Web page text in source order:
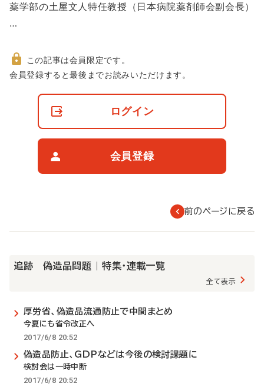
薬学部の土屋文人特任教授（日本病院薬剤師会副会長）
…
非
この記事は会員限定です。
会員登録すると最後までお読みいただけます。
ログイン
会員登録
前のページに戻る
追跡 偽造品問題 | 特集・連載一覧
全て表示
厚労省、偽造品流通防止で中間まとめ
今夏にも省令改正へ
2017/6/8 20:52
偽造品防止、GDPなどは今後の検討課題に
検討会は一時中断
2017/6/8 20:52